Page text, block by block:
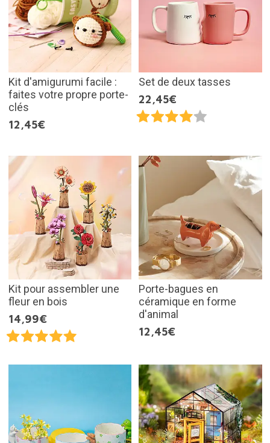
Kit d'amigurumi facile :
faites votre propre porte-
clés
12,45€
Set de deux tasses
22,45€
Kit pour assembler une
fleur en bois
14,99€
Porte-bagues en
céramique en forme
d'animal
12,45€